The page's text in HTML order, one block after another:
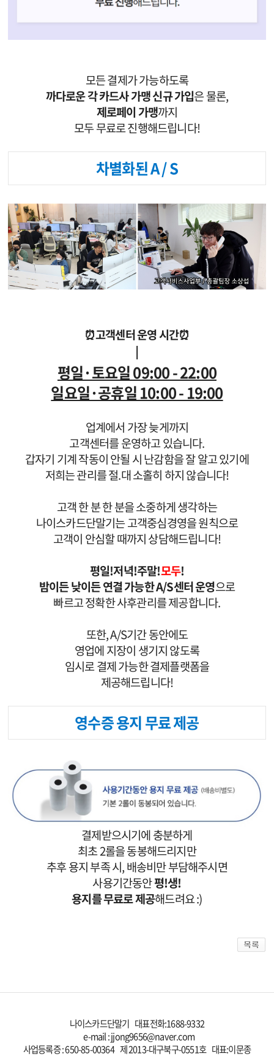
모든 결제가 가능하도록
까다로운 각 카드사 가맹 신규 가입은 물론,
제로페이 가맹까지
모두 무료로 진행해드립니다!
차별화된 A / S
⏰고객센터 운영 시간⏰
ㅣ
평일·토요일 09:00 - 22:00
일요일·공휴일 10:00 - 19:00
업계에서 가장 늦게까지
고객센터를 운영하고 있습니다.
갑자기 기계 작동이 안될 시 난감함을 잘 알고 있기에
저희는 관리를 절.대 소홀히 하지 않습니다!
고객 한 분 한 분을 소중하게 생각하는
나이스카드단말기는고객중심경영을 원칙으로
고객이 안심할 때까지 상담해드립니다!
평일!저녁!주말!모두!
밤이든 낮이든 연결 가능한 A/S센터 운영으로
빠르고 정확한 사후관리를 제공합니다.
또한, A/S기간 동안에도
영업에 지장이 생기지 않도록
임시로 결제 가능한 결제플랫폼을
제공해드립니다!
영수증 용지 무료 제공
결제받으시기에 충분하게
최초 2롤을 동봉해드리지만
추후 용지 부족 시, 배송비만 부담해주시면
사용기간동안평!생!
용지를 무료로 제공해드려요 :)
나이스카드단말기 대표전화:1688-9332
e-mail : jjong9656@naver.com
사업등록증 : 650-85-00364 제 2013-대구북구-0551호 대표:이문종